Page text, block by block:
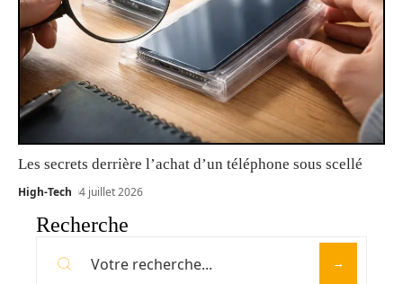
Les secrets derrière l’achat d’un téléphone sous scellé
High-Tech 4 juillet 2026
Recherche